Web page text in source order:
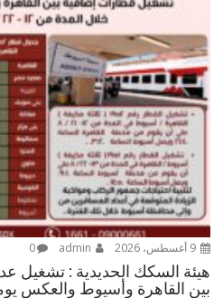
9 أغسطس، 2026 0
هيئة السكك الحديدية : تشغيل